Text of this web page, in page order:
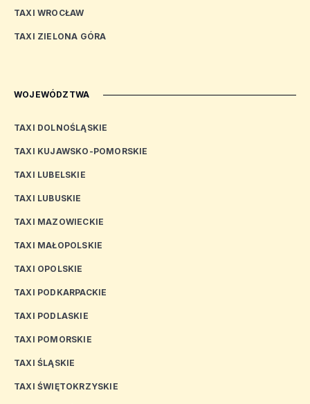
TAXI WROCŁAW
TAXI ZIELONA GÓRA
WOJEWÓDZTWA
TAXI DOLNOŚLĄSKIE
TAXI KUJAWSKO-POMORSKIE
TAXI LUBELSKIE
TAXI LUBUSKIE
TAXI MAZOWIECKIE
TAXI MAŁOPOLSKIE
TAXI OPOLSKIE
TAXI PODKARPACKIE
TAXI PODLASKIE
TAXI POMORSKIE
TAXI ŚLĄSKIE
TAXI ŚWIĘTOKRZYSKIE